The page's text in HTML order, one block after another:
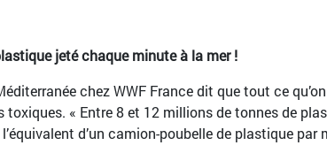
jeté chaque minute à la mer !
chez WWF France dit que tout ce
« Entre 8 et 12 millions de tonnes de
d’un camion-poubelle de plastique par